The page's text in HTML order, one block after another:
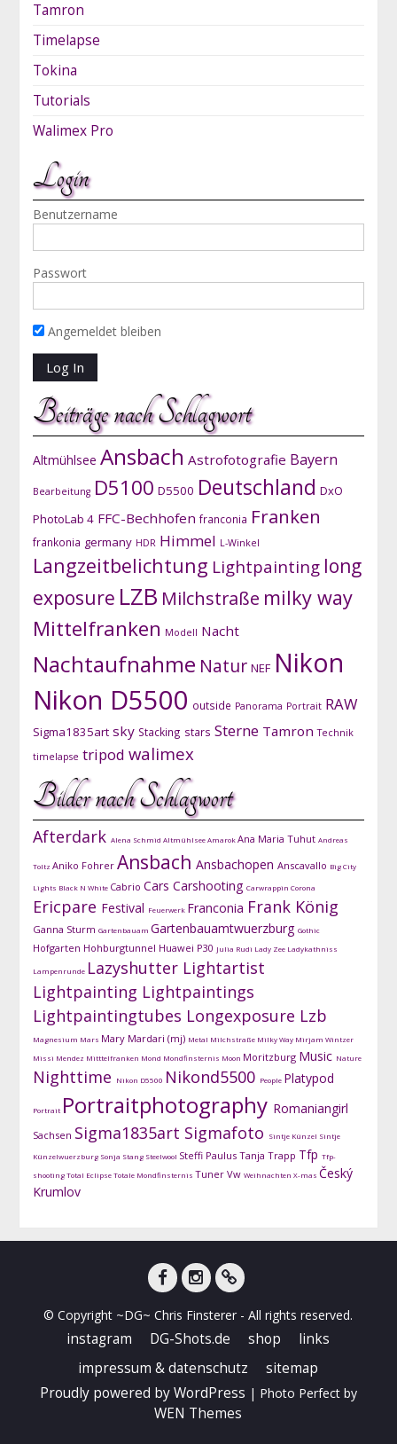
Tamron
Timelapse
Tokina
Tutorials
Walimex Pro
Login
Benutzername
Passwort
Angemeldet bleiben
Beiträge nach Schlagwort
Altmühlsee Ansbach Astrofotografie Bayern
Bearbeitung D5100 D5500 Deutschland DxO
PhotoLab 4 FFC-Bechhofen franconia Franken
frankonia germany HDR Himmel L-Winkel
Langzeitbelichtung Lightpainting long
exposure LZB Milchstraße milky way
Mittelfranken Modell Nacht
Nachtaufnahme Natur NEF Nikon
Nikon D5500 outside Panorama Portrait RAW
Sigma1835art sky Stacking stars Sterne Tamron Technik
timelapse tripod walimex
Bilder nach Schlagwort
Afterdark Alena Schmid AltmühlseeAmarokAna Maria Tuhut Andreas
Toltz Aniko Fohrer Ansbach Ansbachopen Anscavallo Big City
Lights Black N White Cabrio Cars Carshooting Carwrappin Corona
Ericpare Festival Feuerwerk Franconia Frank König
Ganna Sturm Gartenbauam Gartenbauamtwuerzburg Gothic
Hofgarten Hohburgtunnel Huawei P30 Julia Rudi Lady Zee Ladykathniss
Lampenrunde Lazyshutter Lightartist
Lightpainting Lightpaintings
Lightpaintingtubes Longexposure Lzb
Magnesium Mars Mary Mardari (mj) Metal Milchstraße Milky Way Mirjam Wintzer
Missi Mendez Mitttelfranken Mond Mondfinsternis Moon Moritzburg Music Nature
Nighttime Nikon D5500 Nikond5500 People Platypod
Portrait Portraitphotography Romaniangirl
Sachsen Sigma1835art Sigmafoto Sintje Künzel Sintje
Künzelwuerzburg Sonja Stang Steelwool Steffi Paulus Tanja Trapp Tfp Tfp-
shootingTotal EclipseTotale Mondfinsternis Tuner Vw Weihnachten X-mas Český
Krumlov
© Copyright ~DG~ Chris Finsterer - All rights reserved.
instagram DG-Shots.de shop
links
impressum & datenschutz
sitemap
Proudly powered by WordPress | Photo Perfect by
WEN Themes